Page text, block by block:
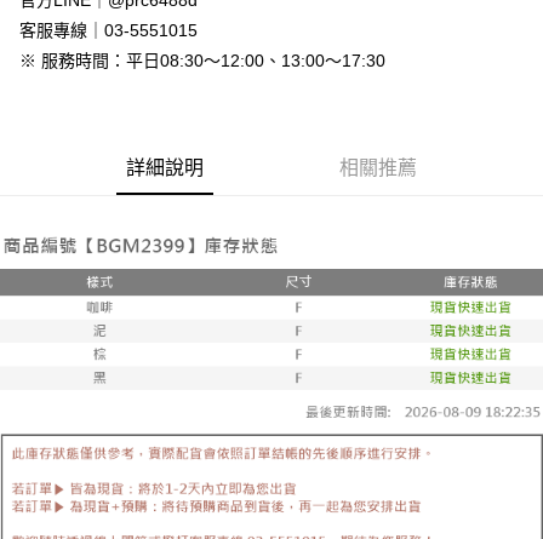
付款後全家取貨
免運費
付款後7-11取貨
每筆NT$90，滿NT$999(含以上)免運費
離島郵局配送
每筆NT$90，滿NT$999(含以上)免運費
【宇迅國際】限一般住址，不支援智能櫃 查看運費
客服專線｜03-5551015
※ 服務時間：平日08:30～12:00、13:00～17:30
詳細說明 相關推薦